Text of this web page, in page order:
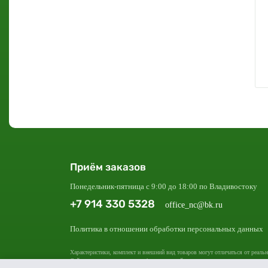
Приём заказов
Понедельник-пятница с 9:00 до 18:00 по Владивостоку
+7 914 330 5328 office_nc@bk.ru
Политика в отношении обработки персональных данных
Характеристики, комплект и внешний вид товаров могут отличаться от
Сайт носит исключительно информационный характер и ни при каких